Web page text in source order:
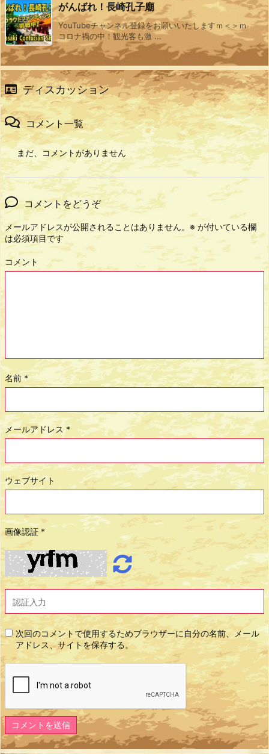
がんばれ！長崎孔子廟
YouTubeチャンネル登録をお願いいたしますｍ＜＞ｍ
コロナ禍の中！観光客も激 ...
ディスカッション
コメント一覧
まだ、コメントがありません
コメントをどうぞ
メールアドレスが公開されることはありません。 ※ が付いている欄
は必須項目です
コメント
名前*
メールアドレス *
ウェブサイト
画像認証 *
次回のコメントで使用するためブラウザーに自分の名前、メール
アドレス、サイトを保存する。